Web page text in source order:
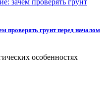
проверять грунт перед началом
особенностях